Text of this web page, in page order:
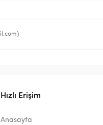
Hızlı Erişim
Anasayfa